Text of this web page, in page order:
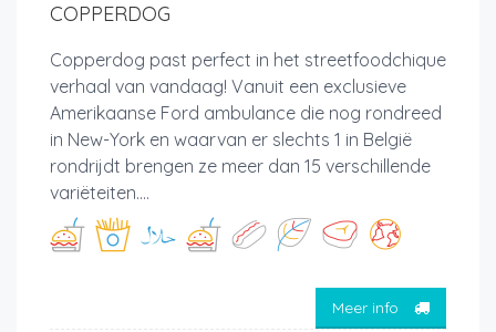
COPPERDOG
Copperdog past perfect in het streetfoodchique
verhaal van vandaag! Vanuit een exclusieve
Amerikaanse Ford ambulance die nog rondreed
in New-York en waarvan er slechts 1 in België
rondrijdt brengen ze meer dan 15 verschillende
variëteiten....
Meer info